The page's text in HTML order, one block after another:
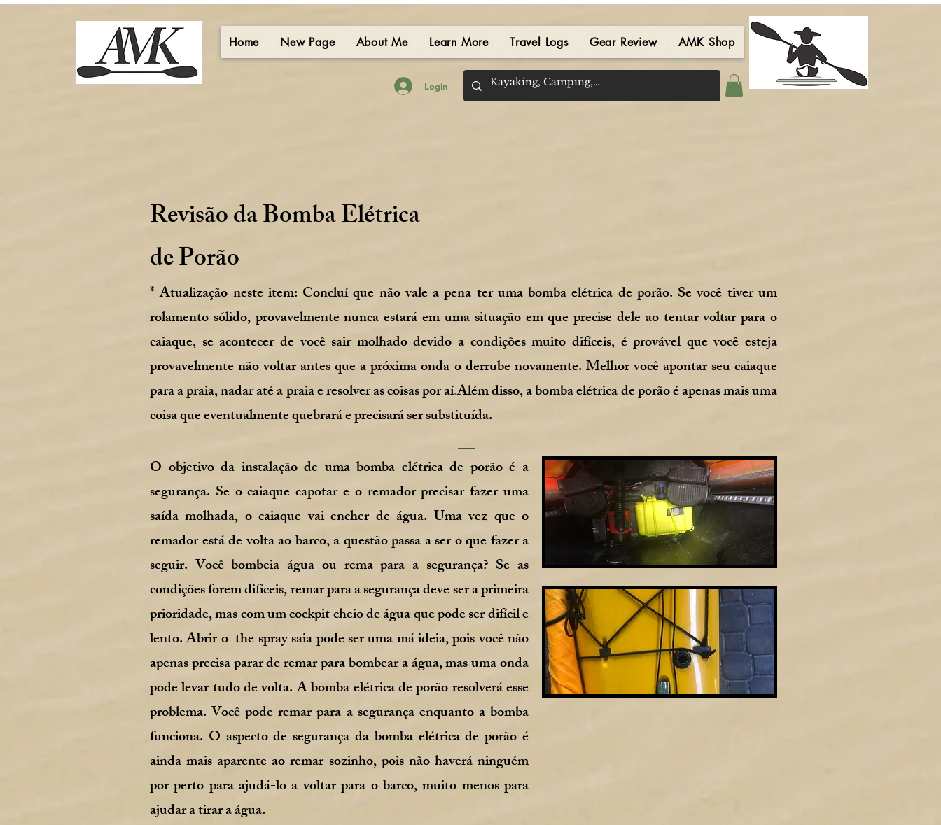
Home New Page About Me Learn More Travel Logs Gear Review AMK Shop Contact
Login
Revisão da Bomba Elétrica
de Porão
* Atualização neste item: Concluí que não vale a pena ter uma bomba elétrica de porão. Se você tiver um
rolamento sólido, provavelmente nunca estará em uma situação em que precise dele ao tentar voltar para o
caiaque, se acontecer de você sair molhado devido a condições muito difíceis, é provável que você esteja
provavelmente não voltar antes que a próxima onda o derrube novamente. Melhor você apontar seu caiaque
para a praia, nadar até a praia e resolver as coisas por aí.Além disso, a bomba elétrica de porão é apenas mais uma
coisa que eventualmente quebrará e precisará ser substituída.
O objetivo da instalação de uma bomba elétrica de porão é a
segurança. Se o caiaque capotar e o remador precisar fazer uma
saída molhada, o caiaque vai encher de água. Uma vez que o
remador está de volta ao barco, a questão passa a ser o que fazer a
seguir. Você bombeia água ou rema para a segurança? Se as
condições forem difíceis, remar para a segurança deve ser a primeira
prioridade, mas com um cockpit cheio de água que pode ser difícil e
lento. Abrir o the spray saia pode ser uma má ideia, pois você não
apenas precisa parar de remar para bombear a água, mas uma onda
pode levar tudo de volta. A bomba elétrica de porão resolverá esse
problema. Você pode remar para a segurança enquanto a bomba
funciona. O aspecto de segurança da bomba elétrica de porão é
ainda mais aparente ao remar sozinho, pois não haverá ninguém
por perto para ajudá-lo a voltar para o barco, muito menos para
ajudar a tirar a água.